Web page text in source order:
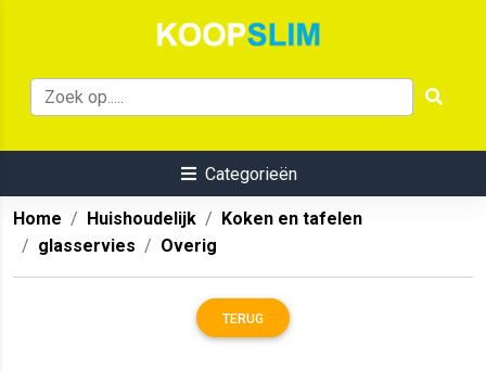
Categorieën
Home Huishoudelijk
Koken en tafelen
glasservies
Overig
TERUG